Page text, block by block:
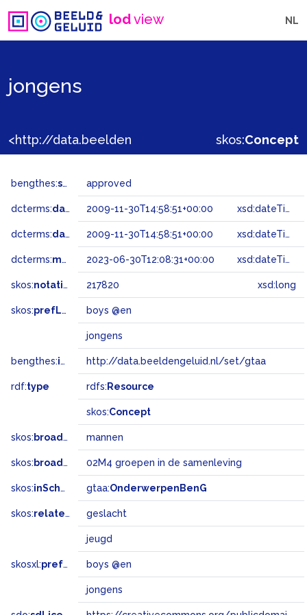
lodview NL
jongens
skos:Concept
bengthes:status approved
dcterms:dateAccepted 2009-11-30T14:58:51+00:00 xsd:dateTime
dcterms:dateSubmitted 2009-11-30T14:58:51+00:00 xsd:dateTime
dcterms:modified 2023-06-30T12:08:31+00:00 xsd:dateTime
skos:notation 217820 xsd:long
skos:prefLabel boys @en
jongens
bengthes:inSet http://data.beeldengeluid.nl/set/gtaa
rdf:type rdfs: Resource
skos:Concept
skos: broader mannen
skos: broadMatch 02M4 groepen in de samenleving
skos:inScheme gtaa:OnderwerpenBenG
skos:related geslacht
jeugd
skosxl:prefLabel boys @en
jongens